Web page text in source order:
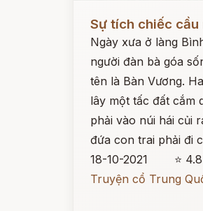
Sự tích chiếc cầu
Ngày xưa ở làng
người đàn bà góa
tên là Bàn Vương.
lây một tấc đất cắm
phải vào núi hái củi
đứa con trai phải đi
18-10-2021
⭐ 4.8
Truyện cổ Trung